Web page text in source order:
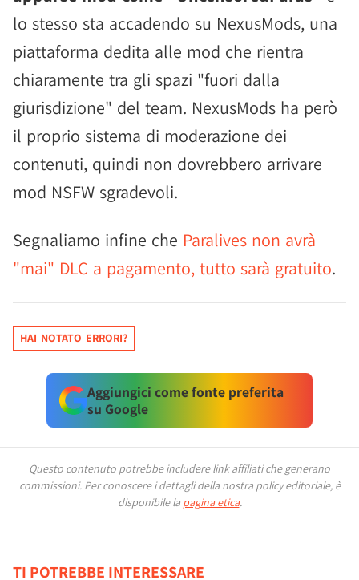
lo stesso sta accadendo su NexusMods, una
piattaforma dedita alle mod che rientra
chiaramente tra gli spazi "fuori dalla
giurisdizione" del team. NexusMods ha però
il proprio sistema di moderazione dei
contenuti, quindi non dovrebbero arrivare
mod NSFW sgradevoli.
Segnaliamo infine che Paralives non avrà
"mai" DLC a pagamento, tutto sarà gratuito.
HAI NOTATO ERRORI?
Aggiungici come fonte preferita
su Google
Questo contenuto potrebbe includere link affiliati che generano
commissioni. Per conoscere i dettagli della nostra policy editoriale, è
disponibile la pagina etica.
TI POTREBBE INTERESSARE